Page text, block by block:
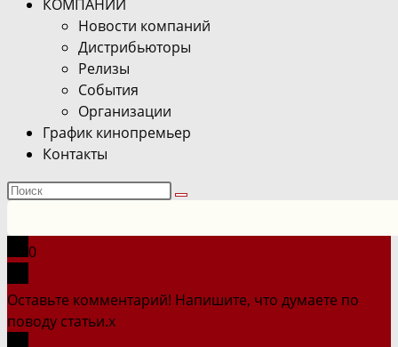
КОМПАНИИ
Новости компаний
Дистрибьюторы
Релизы
События
Организации
График кинопремьер
Контакты
Поиск
сайте
0
Оставьте комментарий! Напишите, что думаете по
поводу статьи.x